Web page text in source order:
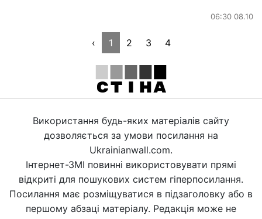
06:30 08.10
‹ 1 2 3 4
Використання будь-яких матеріалів сайту
дозволяється за умови посилання на
Ukrainianwall.com.
Інтернет-ЗМІ повинні використовувати прямі
відкриті для пошукових систем гіперпосилання.
Посилання має розміщуватися в підзаголовку або в
першому абзаці матеріалу. Редакція може не